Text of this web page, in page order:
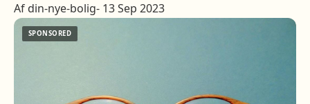
Af din-nye-bolig- 13 Sep 2023